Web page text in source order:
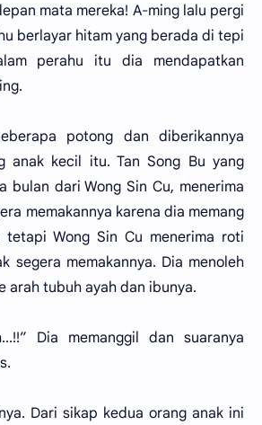
mata mereka! A-ming lalu pergi
berlayar hitam yang berada di tepi
perahu itu dia mendapatkan
potong dan diberikannya
anak kecil itu. Tan Song Bu yang
bulan dari Wong Sin Cu, menerima
memakannya karena dia memang
tetapi Wong Sin Cu menerima roti
segera memakannya. Dia menoleh
arah tubuh ayah dan ibunya.
Dia memanggil dan suaranya
Dari sikap kedua orang anak ini